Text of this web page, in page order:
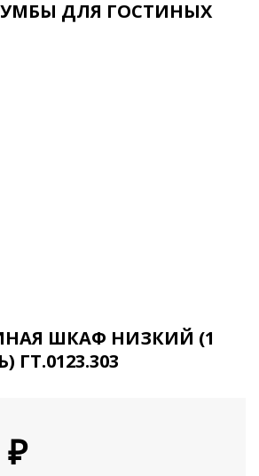
ДЛЯ ГОСТИНЫХ
ШКАФ НИЗКИЙ (1
ГТ.0123.303